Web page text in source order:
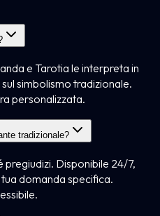
e Tarotia le interpreta in
simbolismo tradizionale.
personalizzata.
tradizionale?
pregiudizi. Disponibile 24/7,
domanda specifica.